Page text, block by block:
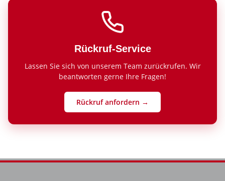
Rückruf-Service
Lassen Sie sich von unserem Team zurückrufen. Wir
beantworten gerne Ihre Fragen!
Rückruf anfordern →